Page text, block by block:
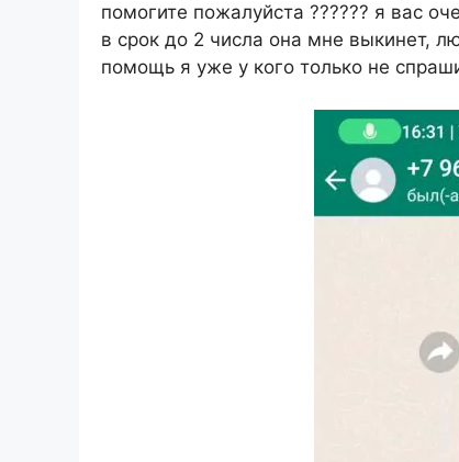
помогите пожалуйста ?????? я вас
в срок до 2 числа она мне выкинет,
помощь я уже у кого только не